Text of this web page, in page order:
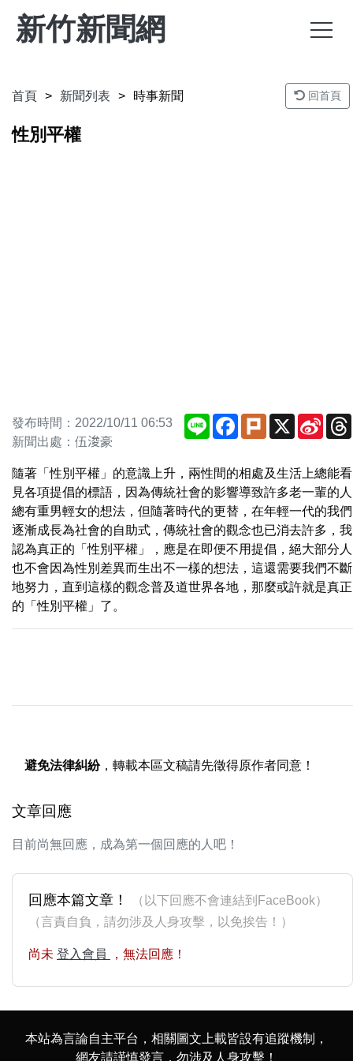
新竹新聞網
首頁 新聞列表 時事新聞 回首頁
性別平權
發布時間：2022/10/11 06:53
新聞出處：伍浚豪
Line Facebook
Plurk X
Sina
隨著「性別平權」的意識上升，兩性間的相處及生活上總能看
見各項提倡的標語，因為傳統社會的影響導致許多老一輩的人
總有重男輕女的想法，但隨著時代的更替，在年輕一代的我們
逐漸成長為社會的自助式，傳統社會的觀念也已消去許多，我
認為真正的「性別平權」，應是在即便不用提倡，絕大部分人
也不會因為性別差異而生出不一樣的想法，這還需要我們不斷
地努力，直到這樣的觀念普及道世界各地，那麼或許就是真正
的「性別平權」了。
避免法律糾紛，轉載本區文稿請先徵得原作者同意！
文章回應
目前尚無回應，成為第一個回應的人吧！
回應本篇文章！
（以下回應不會連結到FaceBook）
（言責自負，請勿涉及人身攻擊，以免挨告！）
尚未 登入會員 ，無法回應！
本站為言論自主平台，相關圖文上載皆設有追蹤機制，
網友請謹慎發言，勿涉及人身攻擊！